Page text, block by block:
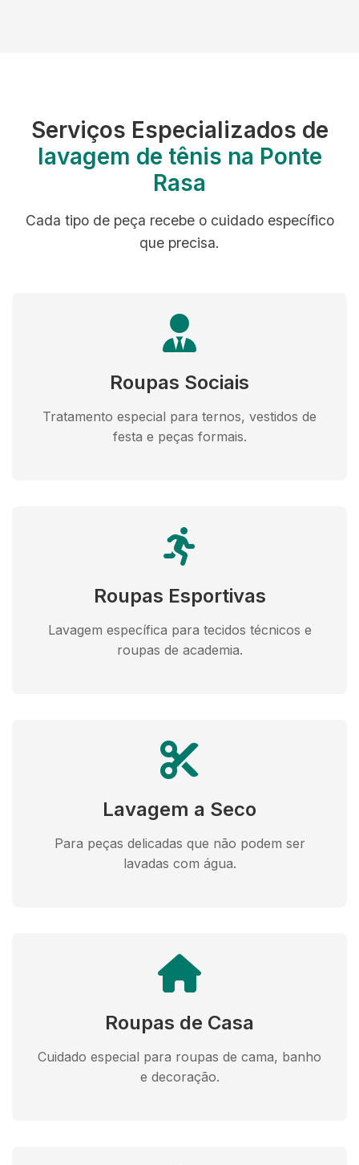
Serviços Especializados de
lavagem de tênis na Ponte
Rasa
Cada tipo de peça recebe o cuidado específico
que precisa.
Roupas Sociais
Tratamento especial para ternos, vestidos de
festa e peças formais.
Roupas Esportivas
Lavagem específica para tecidos técnicos e
roupas de academia.
Lavagem a Seco
Para peças delicadas que não podem ser
lavadas com água.
Roupas de Casa
Cuidado especial para roupas de cama, banho
e decoração.